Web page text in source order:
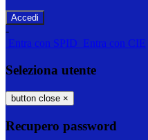
-
Entra con SPID Entra con CIE
Seleziona utente
button close ×
Recupero password